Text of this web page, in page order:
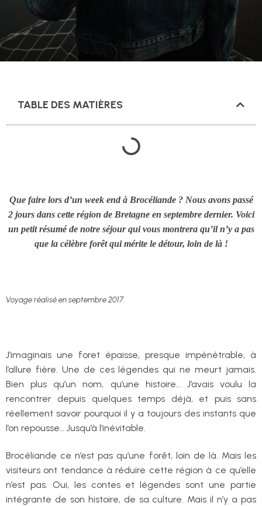
TABLE DES MATIÈRES
Que faire lors d’un week end à Brocéliande ? Nous avons passé
2 jours dans cette région de Bretagne en septembre dernier. Voici
un petit résumé de notre séjour qui vous montrera qu’il n’y a pas
que la célèbre forêt qui mérite le détour, loin de là !
Voyage réalisé en septembre 2017.
J’imaginais une foret épaisse, presque impénétrable, à
l’allure fière. Une de ces légendes qui ne meurt jamais.
Bien plus qu’un nom, qu’une histoire… J’avais voulu la
rencontrer depuis quelques temps déjà, et puis sans
réellement savoir pourquoi il y a toujours des instants que
l’on repousse… Jusqu’à l’inévitable.
Brocéliande ce n’est pas qu’une forêt, loin de là. Mais les
visiteurs ont tendance à réduire cette région à ce qu’elle
n’est pas. Oui, les contes et légendes sont une partie
intégrante de son histoire, de sa culture. Mais il n’y a pas